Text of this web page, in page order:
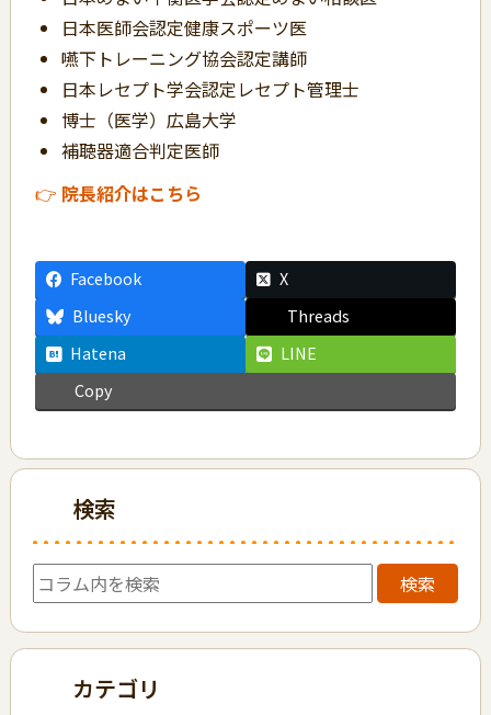
日本医師会認定健康スポーツ医
嚥下トレーニング協会認定講師
日本レセプト学会認定レセプト管理士
博士（医学）広島大学
補聴器適合判定医師
👉 院長紹介はこちら
Facebook
X
Bluesky
Threads
Hatena
LINE
Copy
検索
検索
カテゴリ